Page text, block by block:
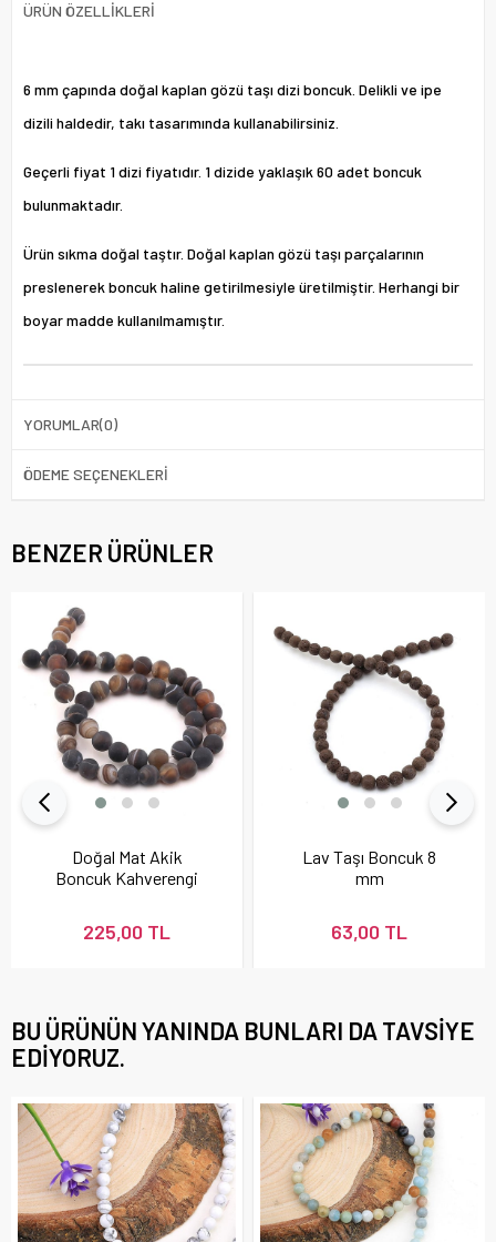
ÜRÜN ÖZELLIKLERI
6 mm çapında doğal kaplan gözü taşı dizi boncuk. Delikli ve ipe
dizili haldedir, takı tasarımında kullanabilirsiniz.
Geçerli fiyat 1 dizi fiyatıdır. 1 dizide yaklaşık 60 adet boncuk
bulunmaktadır.
Ürün sıkma doğal taştır. Doğal kaplan gözü taşı parçalarının
preslenerek boncuk haline getirilmesiyle üretilmiştir. Herhangi bir
boyar madde kullanılmamıştır.
YORUMLAR(0)
ÖDEME SEÇENEKLERI
BENZER ÜRÜNLER
Doğal Mat Akik
Boncuk Kahverengi
225,00 TL
Lav Taşı Boncuk 8
mm
63,00 TL
BU ÜRÜNÜN YANINDA BUNLARI DA TAVSIYE
EDIYORUZ.